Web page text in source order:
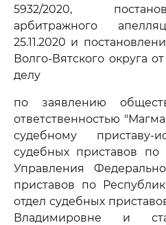
5932/2020,
арбитражного
25.11.2020 и
Волго-Вятского округа
делу
по заявлению
ответственностью
судебному приставу-
судебных приставов
Управления
приставов по
отдел судебных
Владимировне и